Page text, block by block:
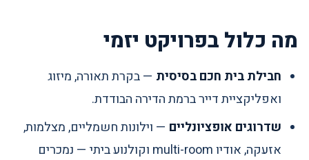
מה כלול בפרויקט יזמי
חבילת בית חכם בסיסית — בקרת תאורה, מיזוג
ואפליקציית דייר ברמת הדירה הבודדת.
שדרוגים אופציונליים — וילונות חשמליים, מצלמות,
אזעקה, אודיו multi-room וקולנוע ביתי — נמכרים